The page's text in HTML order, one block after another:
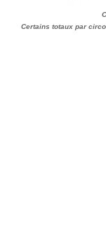
Certains totaux par